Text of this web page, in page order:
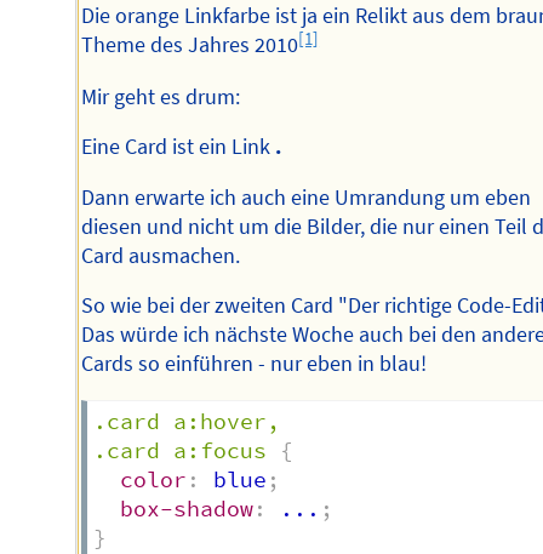
Die orange Linkfarbe ist ja ein Relikt aus dem
Theme des Jahres 2010[1]
Mir geht es drum:
Eine Card ist ein Link .
Dann erwarte ich auch eine Umrandung um eben
diesen und nicht um die Bilder, die nur einen Teil
Card ausmachen.
So wie bei der zweiten Card "Der richtige Code-
Das würde ich nächste Woche auch bei den
Cards so einführen - nur eben in blau!
.card a:hover,
.card a:focus
{
color : blue ;
box-shadow: ... ;
}